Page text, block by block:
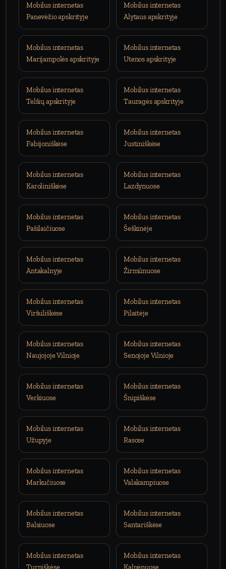
Mobilus internetas
Panevėžio apskrityje
Mobilus internetas
Alytaus apskrityje
Mobilus internetas
Marijampolės apskrityje
Mobilus internetas
Utenos apskrityje
Mobilus internetas
Telšių apskrityje
Mobilus internetas
Tauragės apskrityje
Mobilus internetas
Fabijoniškėse
Mobilus internetas
Justiniškėse
Mobilus internetas
Karoliniškėse
Mobilus internetas
Lazdynuose
Mobilus internetas
Pašilaičiuose
Mobilus internetas
Šeškinėje
Mobilus internetas
Antakalnyje
Mobilus internetas
Žirmūnuose
Mobilus internetas
Viršuliškėse
Mobilus internetas
Pilaitėje
Mobilus internetas
Naujojoje Vilnioje
Mobilus internetas
Senojoje Vilnioje
Mobilus internetas
Verkiuose
Mobilus internetas
Šnipiškėse
Mobilus internetas
Užupyje
Mobilus internetas
Rasose
Mobilus internetas
Markučiuose
Mobilus internetas
Valakampiuose
Mobilus internetas
Balsiuose
Mobilus internetas
Santariškėse
Mobilus internetas
Turniškėse
Mobilus internetas
Kalnėnuose